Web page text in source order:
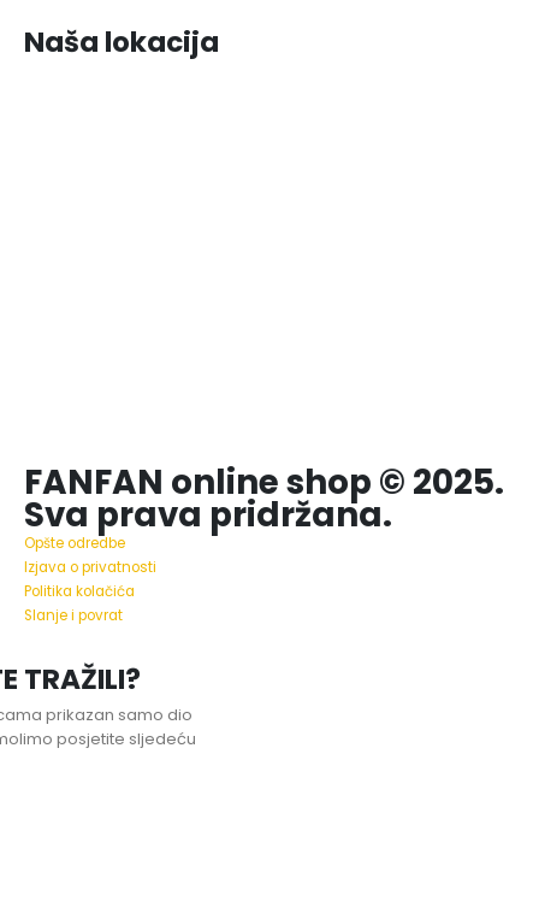
Naša lokacija
FANFAN online shop © 2025.
Sva prava pridržana.
Opšte odredbe
Izjava o privatnosti
Politika kolačića
Slanje i povrat
TRAŽILI?
prikazan samo dio
posjetite sljedeću